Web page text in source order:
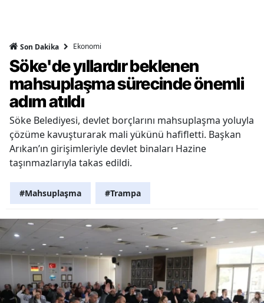
Son Dakika Ekonomi
Söke'de yıllardır beklenen
mahsuplaşma sürecinde önemli
adım atıldı
Söke Belediyesi, devlet borçlarını mahsuplaşma yoluyla
çözüme kavuşturarak mali yükünü hafifletti. Başkan
Arıkan’ın girişimleriyle devlet binaları Hazine
taşınmazlarıyla takas edildi.
#Mahsuplaşma #Trampa